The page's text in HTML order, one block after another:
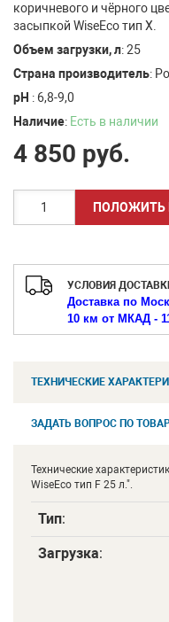
коричневого и чёрного
засыпкой WiseEco тип Х.
Объем загрузки, л: 25
Страна производитель:
рН : 6,8-9,0
Наличие: Есть в наличии
4 850 руб.
УСЛОВИЯ
Доставка по
10 км от МКАД -
ТЕХНИЧЕСКИЕ
ЗАДАТЬ ВОПРОС ПО
Технические
WiseEco тип F 25 л.".
Тип:
Загрузка: